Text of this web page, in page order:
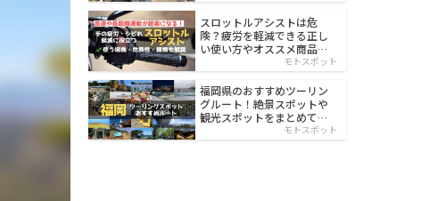
スロットルアシストは危
険？疲労を軽減できる正し
い使い方やオススメ商品を
モトスポット
福岡県のおすすめツーリン
グルート！絶景スポットや
観光スポットをまとめて紹
モトスポット